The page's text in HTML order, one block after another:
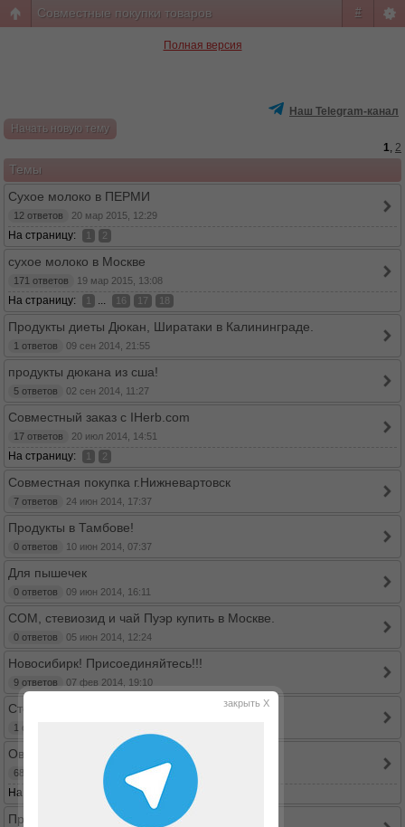
#
Совместные покупки товаров
Полная версия
Наш Telegram-канал
Начать новую тему
1, 2
Темы
Сухое молоко в ПЕРМИ
12 ответов 20 мар 2015, 12:29
На страницу: 1 2
сухое молоко в Москве
171 ответов 19 мар 2015, 13:08
На страницу: 1 ... 16 17 18
Продукты диеты Дюкан, Ширатаки в Калининграде.
1 ответов 09 сен 2014, 21:55
продукты дюкана из сша!
5 ответов 02 сен 2014, 11:27
Совместный заказ с IHerb.com
17 ответов 20 июл 2014, 14:51
На страницу: 1 2
Совместная покупка г.Нижневартовск
7 ответов 24 июн 2014, 17:37
Продукты в Тамбове!
0 ответов 10 июн 2014, 07:37
Для пышечек
0 ответов 09 июн 2014, 16:11
СОМ, стевиозид и чай Пуэр купить в Москве.
0 ответов 05 июн 2014, 12:24
Новосибирк! Присоединяйтесь!!!
9 ответов 07 фев 2014, 19:10
Стевиозид SWETA в Москве
1 ответов
Овсяные отруби в Саратове.
68 ответов 17 ноя 2013, 14:09
На страницу: ... 6
Продукты для Диеты Дюкана в Тамбове
закрыть X